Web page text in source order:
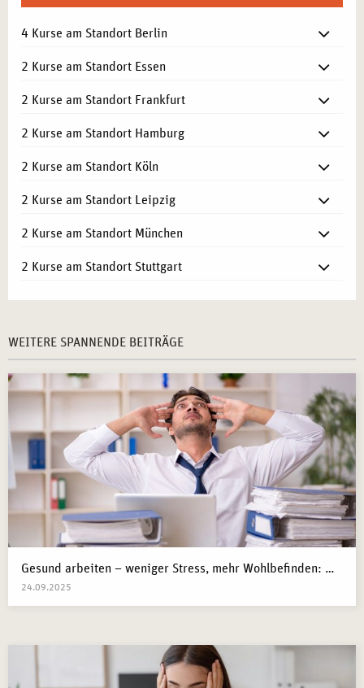
4 Kurse am Standort Berlin
2 Kurse am Standort Essen
2 Kurse am Standort Frankfurt
2 Kurse am Standort Hamburg
2 Kurse am Standort Köln
2 Kurse am Standort Leipzig
2 Kurse am Standort München
2 Kurse am Standort Stuttgart
WEITERE SPANNENDE BEITRÄGE
Gesund arbeiten – weniger Stress, mehr Wohlbefinden: Wege zur mentalen Gesundheit am Arbeitsplatz
24.09.2025